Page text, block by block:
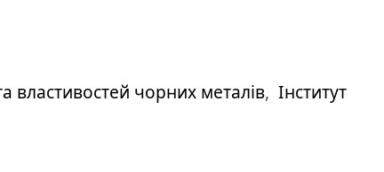
властивостей чорних металів, Інститут